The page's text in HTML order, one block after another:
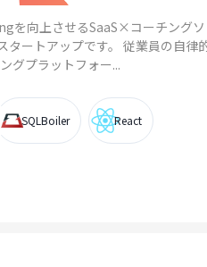
を向上させるSaaS×コーチング
タートアップです。 従業員の自律
グプラットフォー...
SQLBoiler React